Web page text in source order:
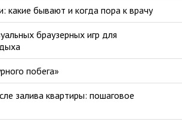
какие бывают и когда пора к врачу
браузерных игр для
побега»
залива квартиры: пошаговое